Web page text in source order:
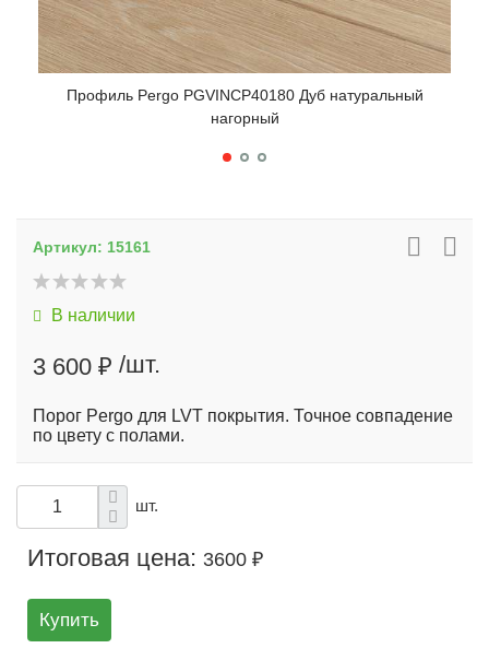
Профиль Pergo PGVINCP40180 Дуб натуральный
нагорный
Артикул: 15161
В наличии
3 600 ₽ /шт.
Порог Pergo для LVT покрытия. Точное совпадение
по цвету с полами.
шт.
Итоговая цена: 3600 ₽
Купить